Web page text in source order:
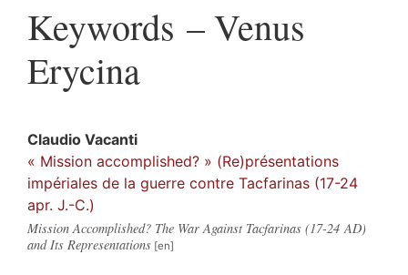
Keywords – Venus
Erycina
Claudio Vacanti
« Mission accomplished? » (Re)présentations
impériales de la guerre contre Tacfarinas (17-24
apr. J.-C.)
Mission Accomplished? The War Against Tacfarinas (17-24 AD)
and Its Representations